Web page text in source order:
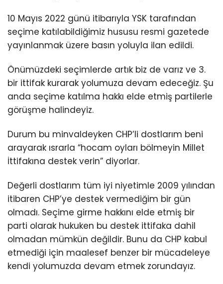
10 Mayıs 2022 günü itibarıyla YSK tarafından
seçime katılabildiğimiz hususu resmi gazetede
yayınlanmak üzere basın yoluyla ilan edildi.
Önümüzdeki seçimlerde artık biz de varız ve 3.
bir ittifak kurarak yolumuza devam edeceğiz. Şu
anda seçime katılma hakkı elde etmiş partilerle
görüşme halindeyiz.
Durum bu minvaldeyken CHP’li dostlarım beni
arayarak ısrarla “hocam oyları bölmeyin Millet
İttifakına destek verin” diyorlar.
Değerli dostlarım tüm iyi niyetimle 2009 yılından
itibaren CHP’ye destek vermediğim bir gün
olmadı. Seçime girme hakkını elde etmiş bir
parti olarak hukuken bu destek ittifaka dahil
olmadan mümkün değildir. Bunu da CHP kabul
etmediği için maalesef benzer bir mücadeleye
kendi yolumuzda devam etmek zorundayız.